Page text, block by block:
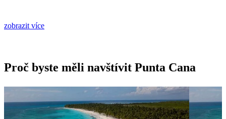
zobrazit více
Proč byste měli navštívit Punta Cana